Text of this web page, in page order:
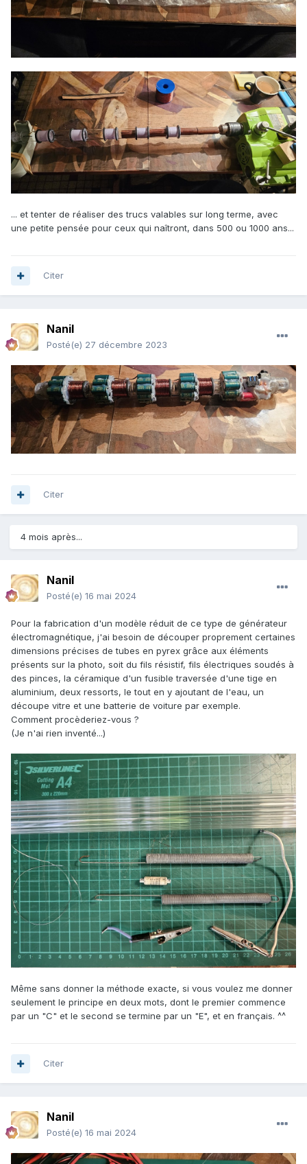
... et tenter de réaliser des trucs valables sur long terme, avec
une petite pensée pour ceux qui naîtront, dans 500 ou 1000 ans...
Citer
Nanil
Posté(e) 27 décembre 2023
Citer
4 mois après...
Nanil
Posté(e) 16 mai 2024
Pour la fabrication d'un modèle réduit de ce type de générateur
électromagnétique, j'ai besoin de découper proprement certaines
dimensions précises de tubes en pyrex grâce aux éléments
présents sur la photo, soit du fils résistif, fils électriques soudés à
des pinces, la céramique d'un fusible traversée d'une tige en
aluminium, deux ressorts, le tout en y ajoutant de l'eau, un
découpe vitre et une batterie de voiture par exemple.
Comment procèderiez-vous ?
(Je n'ai rien inventé...)
Même sans donner la méthode exacte, si vous voulez me donner
seulement le principe en deux mots, dont le premier commence
par un "C" et le second se termine par un "E", et en français. ^^
Citer
Nanil
Posté(e) 16 mai 2024